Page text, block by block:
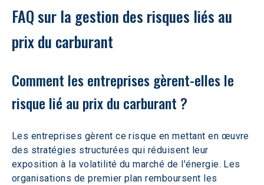
FAQ sur la gestion des risques liés au
prix du carburant
Comment les entreprises gèrent-elles le
risque lié au prix du carburant ?
Les entreprises gèrent ce risque en mettant en œuvre
des stratégies structurées qui réduisent leur
exposition à la volatilité du marché de l'énergie. Les
organisations de premier plan remboursent les